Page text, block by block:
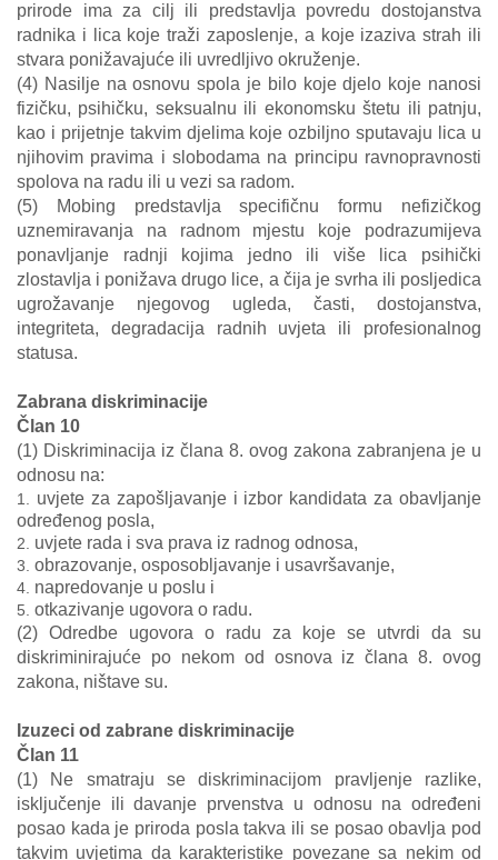
prirode ima za cilj ili predstavlja povredu dostojanstva
radnika i lica koje traži zaposlenje, a koje izaziva strah ili
stvara ponižavajuće ili uvredljivo okruženje.
(4) Nasilje na osnovu spola je bilo koje djelo koje nanosi
fizičku, psihičku, seksualnu ili ekonomsku štetu ili patnju,
kao i prijetnje takvim djelima koje ozbiljno sputavaju lica u
njihovim pravima i slobodama na principu ravnopravnosti
spolova na radu ili u vezi sa radom.
(5) Mobing predstavlja specifičnu formu nefizičkog
uznemiravanja na radnom mjestu koje podrazumijeva
ponavljanje radnji kojima jedno ili više lica psihički
zlostavlja i ponižava drugo lice, a čija je svrha ili posljedica
ugrožavanje njegovog ugleda, časti, dostojanstva,
integriteta, degradacija radnih uvjeta ili profesionalnog
statusa.
Zabrana diskriminacije
Član 10
(1) Diskriminacija iz člana 8. ovog zakona zabranjena je u
odnosu na:
uvjete za zapošljavanje i izbor kandidata za obavljanje
određenog posla,
uvjete rada i sva prava iz radnog odnosa,
obrazovanje, osposobljavanje i usavršavanje,
napredovanje u poslu i
otkazivanje ugovora o radu.
(2) Odredbe ugovora o radu za koje se utvrdi da su
diskriminirajuće po nekom od osnova iz člana 8. ovog
zakona, ništave su.
Izuzeci od zabrane diskriminacije
Član 11
(1) Ne smatraju se diskriminacijom pravljenje razlike,
isključenje ili davanje prvenstva u odnosu na određeni
posao kada je priroda posla takva ili se posao obavlja pod
takvim uvjetima da karakteristike povezane sa nekim od